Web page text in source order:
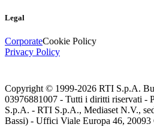
Legal
CorporateCookie Policy
Privacy Policy
Copyright © 1999-2026 RTI S.p.A.
03976881007 - Tutti i diritti riservati -
S.p.A. - RTI S.p.A., Mediaset N.V.,
Bassi) - Uffici Viale Europa 46,